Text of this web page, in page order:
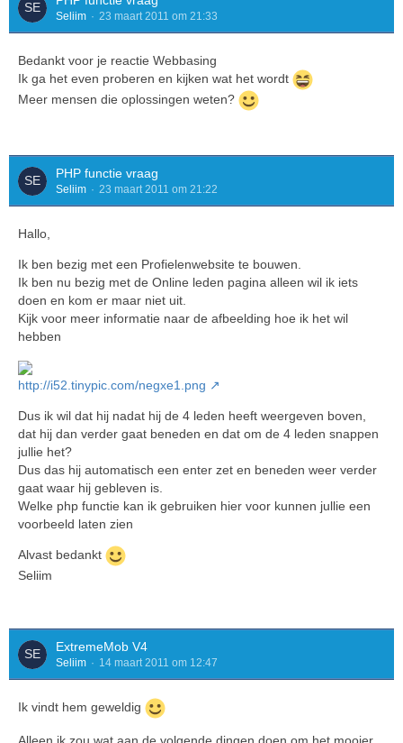
Seliim 23 maart 2011 om 21:33
Bedankt voor je reactie Webbasing
Ik ga het even proberen en kijken wat het wordt
Meer mensen die oplossingen weten?
PHP functie vraag
Seliim 23 maart 2011 om 21:22
Hallo,
Ik ben bezig met een Profielenwebsite te bouwen.
Ik ben nu bezig met de Online leden pagina alleen wil ik iets
doen en kom er maar niet uit.
Kijk voor meer informatie naar de afbeelding hoe ik het wil
hebben
http://i52.tinypic.com/negxe1.png
Dus ik wil dat hij nadat hij de 4 leden heeft weergeven boven,
dat hij dan verder gaat beneden en dat om de 4 leden snappen
jullie het?
Dus das hij automatisch een enter zet en beneden weer verder
gaat waar hij gebleven is.
Welke php functie kan ik gebruiken hier voor kunnen jullie een
voorbeeld laten zien
Alvast bedankt
Seliim
ExtremeMob V4
Seliim 14 maart 2011 om 12:47
Ik vindt hem geweldig